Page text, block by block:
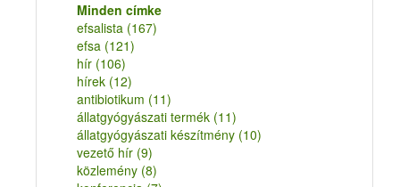
Minden címke
efsalista (167)
efsa (121)
hír (106)
hírek (12)
antibiotikum (11)
állatgyógyászati termék (11)
állatgyógyászati készítmény (10)
vezető hír (9)
közlemény (8)